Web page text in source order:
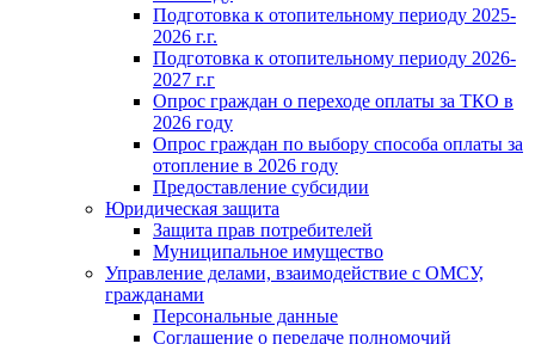
Подготовка к отопительному периоду 2025-
2026 г.г.
Подготовка к отопительному периоду 2026-
2027 г.г
Опрос граждан о переходе оплаты за ТКО в
2026 году
Опрос граждан по выбору способа оплаты за
отопление в 2026 году
Предоставление субсидии
Юридическая защита
Защита прав потребителей
Муниципальное имущество
Управление делами, взаимодействие с ОМСУ,
гражданами
Персональные данные
Соглашение о передаче полномочий